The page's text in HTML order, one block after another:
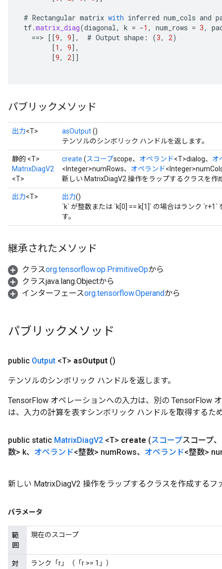
# Rectangular matrix with inferred num_cols and
tf.matrix_diag(diagonal, k = -1 , num_rows = 3,
==> [[9, 9] , # Output shape : (3, 2)
[1 , 9] ,
[9, 2]]
パブリックメソッド
出力<T> asOutput()
テンソルのシンボリック ハンドルを返します。
静的 <T>
MatrixDiagV2
<T>
create (スコープscope、 オペランド<T>dialog、 オ
<Integer>numRows、 オペランド
新しい MatrixDiagV2 操作をラップするクラスを作
出力<T> 出力()
`k` が整数または `k[0] == k[1]` の場合はランク
す。
継承されたメソッド
クラスorg.tensorflow.op.PrimitiveOpから
クラスjava.lang.Objectから
インターフェースorg.tensorflow.Operandから
パブリックメソッド
public Output <T> asOutput ()
テンソルのシンボリック ハンドルを返します。
TensorFlow オペレーションへの入力は、別の TensorFlow
は、入力の計算を表すシンボリック ハンドルを取得するた
public static MatrixDiagV2 <T> create (スコープスコープ、
数> k、 オペランド<整数> numRows、 オペランド<整数>
新しい MatrixDiagV2 操作をラップするクラスを作成するフ
パラメータ
範
囲
現在のスコープ
対
ランク「r」（「r >= 1」）